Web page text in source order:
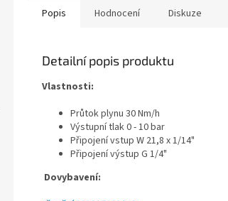
Popis Hodnocení Diskuze
Detailní popis produktu
Vlastnosti:
Průtok plynu 30 Nm/h
Výstupní tlak 0 - 10 bar
Připojení vstup W 21,8 x 1/14"
Připojení výstup G 1/4"
Dovybavení: